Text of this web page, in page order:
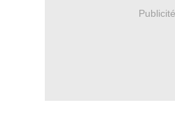
Publicité